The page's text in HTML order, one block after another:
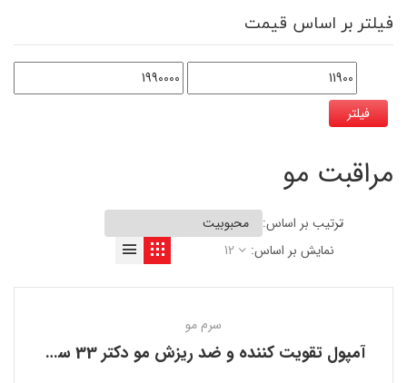
فیلتر بر اساس قیمت
فیلتر
مراقبت مو
ترتیب بر اساس:
نمایش بر اساس:
12
سرم مو
آمپول تقویت کننده و ضد ریزش مو دکتر 33 سی پوری SEAPURI